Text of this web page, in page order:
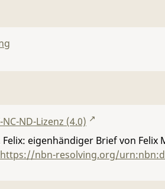
NC-ND-Lizenz (4.0)
eigenhändiger Brief von Felix
https://nbn-resolving.org/